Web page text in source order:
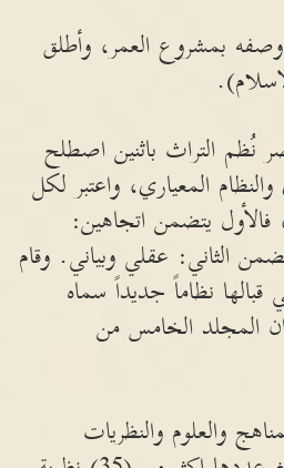
بمشروع العمر، وأطلق
التراث باثنين اصطلح
المعياري، واعتبر لكل
يتضمن اتجاهين:
الثاني: عقلي وبياني. وقام
قبالها نظاماً جديداً سماه
المجلد الخامس من
والعلوم والنظريات